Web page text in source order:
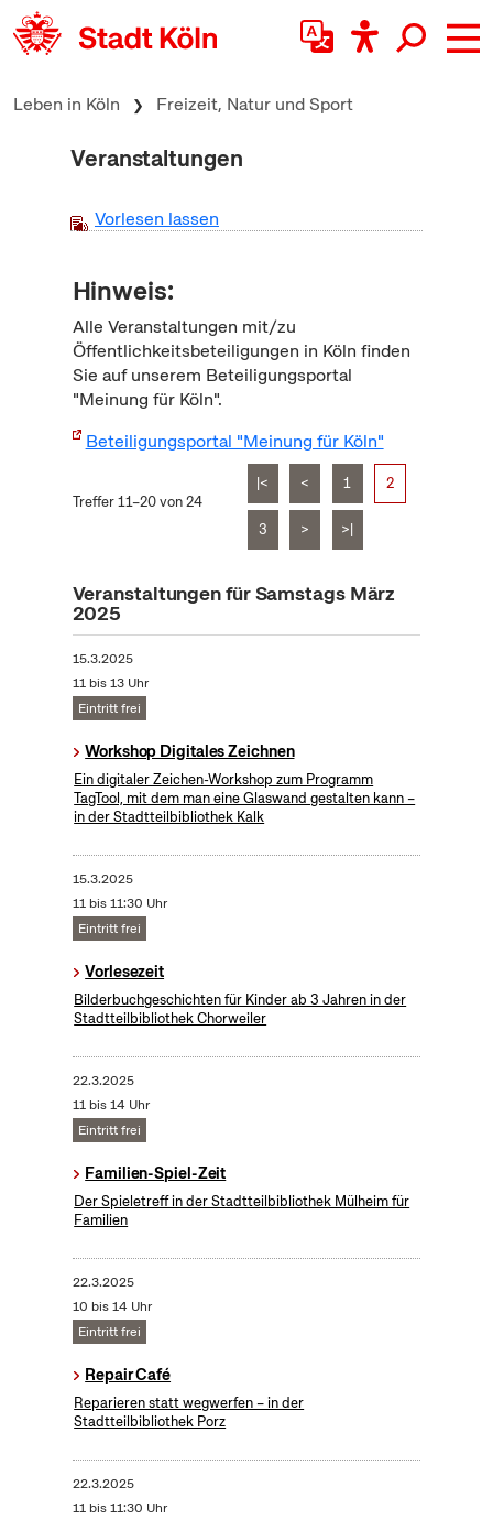
zum Inhalt springen
Leben in Köln Freizeit, Natur und Sport
Veranstaltungen
Vorlesen lassen
Hinweis:
Alle Veranstaltungen mit/zu
Öffentlichkeitsbeteiligungen in Köln finden
Sie auf unserem Beteiligungsportal
"Meinung für Köln".
Beteiligungsportal "Meinung für Köln"
Treffer 11–20 von 24
|< < 1 2
3 > >|
Veranstaltungen für Samstags März
2025
15.3.2025
11 bis 13 Uhr
Eintritt frei
Workshop Digitales Zeichnen
Ein digitaler Zeichen-Workshop zum Programm
TagTool, mit dem man eine Glaswand gestalten kann –
in der Stadtteilbibliothek Kalk
15.3.2025
11 bis 11:30 Uhr
Eintritt frei
Vorlesezeit
Bilderbuchgeschichten für Kinder ab 3 Jahren in der
Stadtteilbibliothek Chorweiler
22.3.2025
11 bis 14 Uhr
Eintritt frei
Familien-Spiel-Zeit
Der Spieletreff in der Stadtteilbibliothek Mülheim für
Familien
22.3.2025
10 bis 14 Uhr
Eintritt frei
Repair Café
Reparieren statt wegwerfen – in der
Stadtteilbibliothek Porz
22.3.2025
11 bis 11:30 Uhr